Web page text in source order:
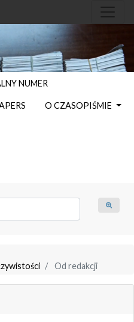
NUMER
O CZASOPIŚMIE
Od redakcji